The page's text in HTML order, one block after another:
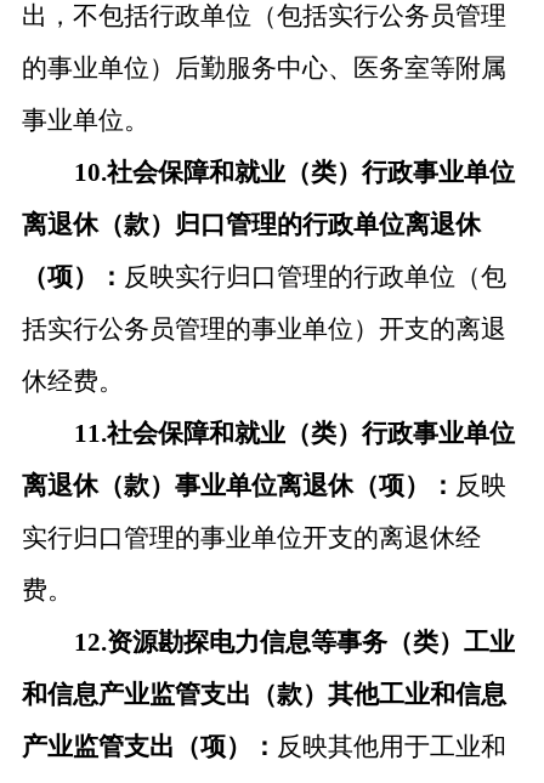
出，不包括行政单位（包括实行公务员管理
的事业单位）后勤服务中心、医务室等附属
事业单位。
10.社会保障和就业（类）行政事业单位
离退休（款）归口管理的行政单位离退休
（项）： 反映实行归口管理的行政单位（包
括实行公务员管理的事业单位）开支的离退
休经费。
11.社会保障和就业（类）行政事业单位
离退休（款）事业单位离退休（项）： 反映
实行归口管理的事业单位开支的离退休经
费。
12.资源勘探电力信息等事务（类）工业
和信息产业监管支出（款）其他工业和信息
产业监管支出（项）： 反映其他用于工业和